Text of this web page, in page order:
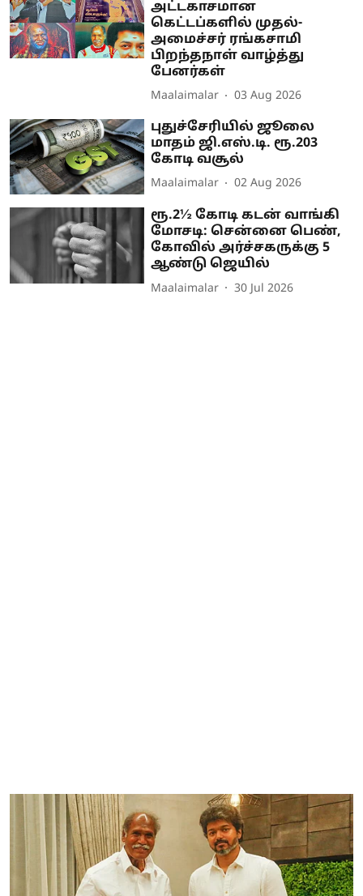
அட்டகாசமான
கெட்டப்களில் முதல்-
அமைச்சர் ரங்கசாமி
பிறந்தநாள் வாழ்த்து
பேனர்கள்
Maalaimalar 03 Aug 2026
புதுச்சேரியில் ஜூலை
மாதம் ஜி.எஸ்.டி. ரூ.203
கோடி வசூல்
Maalaimalar 02 Aug 2026
ரூ.2½ கோடி கடன் வாங்கி
மோசடி: சென்னை பெண்,
கோவில் அர்ச்சகருக்கு 5
ஆண்டு ஜெயில்
Maalaimalar 30 Jul 2026